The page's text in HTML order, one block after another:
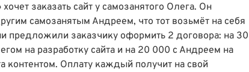
заказать сайт у самозанятого Олега. Он
самозанятым Андреем, что тот возьмёт на себя
предложили заказчику оформить 2 договора: на 30
на разработку сайта и на 20 000 с Андреем на
контентом. Оплату каждый получит на свой